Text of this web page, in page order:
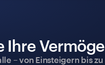
Ihre
– von Einsteigern bis